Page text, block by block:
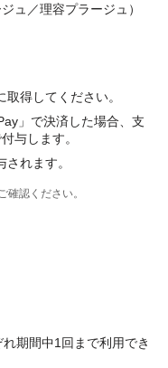
ュ／理容プラージュ）
得してください。
」で決済した場合、支
与します。
れます。
認ください。
期間中1回まで利用でき